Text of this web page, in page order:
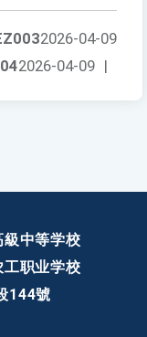
2026-04-09
2026-04-09 |
級中等学校
工职业学校
144號